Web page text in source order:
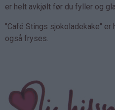
er helt avkjølt før du fyller og
"Café Stings sjokoladekake" er
også fryses.